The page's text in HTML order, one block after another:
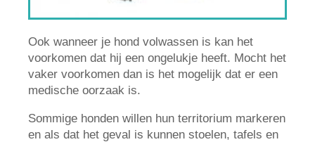
Ook wanneer je hond volwassen is kan het
voorkomen dat hij een ongelukje heeft. Mocht het
vaker voorkomen dan is het mogelijk dat er een
medische oorzaak is.
Sommige honden willen hun territorium markeren
en als dat het geval is kunnen stoelen, tafels en